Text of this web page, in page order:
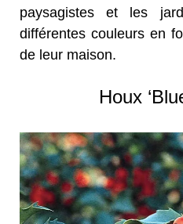
paysagistes et les
différentes couleurs en
de leur maison.
Houx